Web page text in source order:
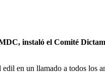
instaló el Comité
en un llamado a todos los